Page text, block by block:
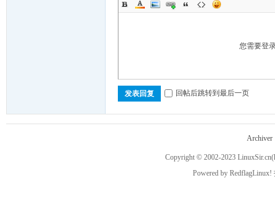
您需要登
发表回复 回帖后跳转到最后一页
Archiver
Copyright © 2002-2023 LinuxSir.cn
Powered by RedflagLinux!